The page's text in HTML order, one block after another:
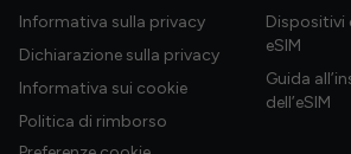
Informativa sulla privacy
Dichiarazione sulla privacy
Informativa sui cookie
Politica di rimborso
eSIM
Guida
dell’eSIM